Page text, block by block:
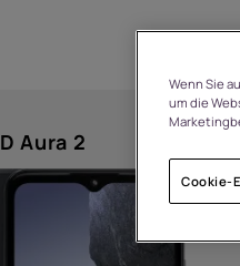
Aura 2
Wenn Sie
um die
Cookie-